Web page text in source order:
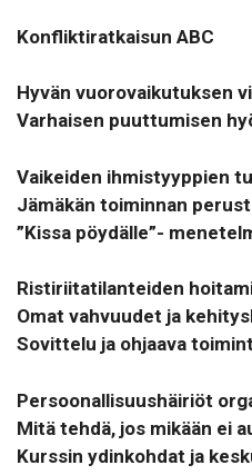
Konfliktiratkaisun ABC
Hyvän vuorovaikutuksen
Varhaisen puuttumisen
Vaikeiden ihmistyyppien
Jämäkän toiminnan
”Kissa pöydälle”-
Ristiriitatilanteiden
Omat vahvuudet ja
Sovittelu ja ohjaava
Persoonallisuushäiriöt
Mitä tehdä, jos mikään ei
Kurssin ydinkohdat ja